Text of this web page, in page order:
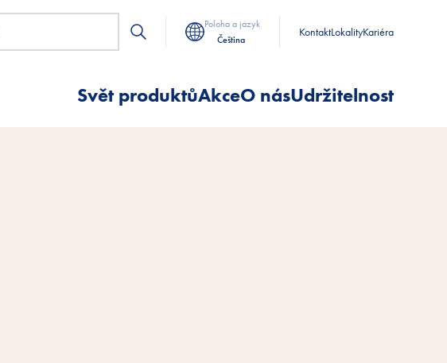
Poloha a jazyk
Čeština
KontaktLokalityKariéra
Svět produktůAkceO násUdržitelnost